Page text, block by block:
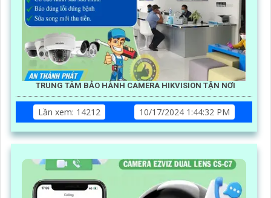
TRUNG TÂM BẢO HÀNH CAMERA HIKVISION TẬN NƠI
Lần xem: 14212 10/17/2024 1:44:32 PM